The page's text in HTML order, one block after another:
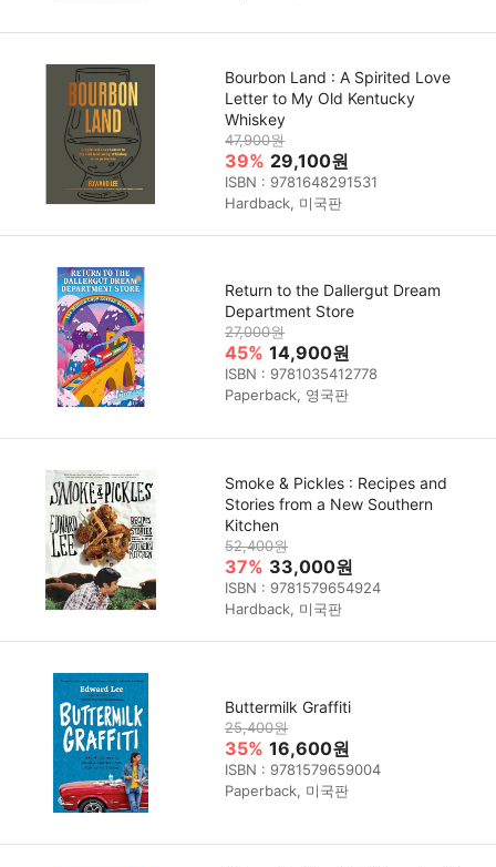
Bourbon Land : A Spirited Love
Letter to My Old Kentucky
Whiskey
47,900원
39% 29,100원
ISBN : 9781648291531
Hardback, 미국판
Return to the Dallergut Dream
Department Store
27,000원
45% 14,900원
ISBN : 9781035412778
Paperback, 영국판
Smoke & Pickles : Recipes and
Stories from a New Southern
Kitchen
52,400원
37% 33,000원
ISBN : 9781579654924
Hardback, 미국판
Buttermilk Graffiti
25,400원
35% 16,600원
ISBN : 9781579659004
Paperback, 미국판